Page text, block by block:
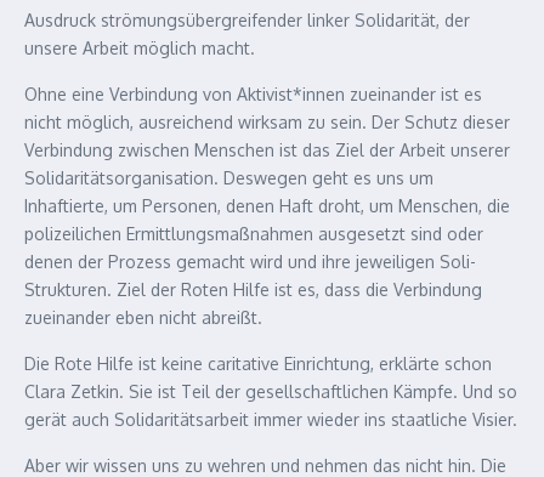
Ausdruck strömungsübergreifender linker Solidarität, der
unsere Arbeit möglich macht.
Ohne eine Verbindung von Aktivist*innen zueinander ist es
nicht möglich, ausreichend wirksam zu sein. Der Schutz dieser
Verbindung zwischen Menschen ist das Ziel der Arbeit unserer
Solidaritätsorganisation. Deswegen geht es uns um
Inhaftierte, um Personen, denen Haft droht, um Menschen, die
polizeilichen Ermittlungsmaßnahmen ausgesetzt sind oder
denen der Prozess gemacht wird und ihre jeweiligen Soli-
Strukturen. Ziel der Roten Hilfe ist es, dass die Verbindung
zueinander eben nicht abreißt.
Die Rote Hilfe ist keine caritative Einrichtung, erklärte schon
Clara Zetkin. Sie ist Teil der gesellschaftlichen Kämpfe. Und so
gerät auch Solidaritätsarbeit immer wieder ins staatliche Visier.
Aber wir wissen uns zu wehren und nehmen das nicht hin. Die